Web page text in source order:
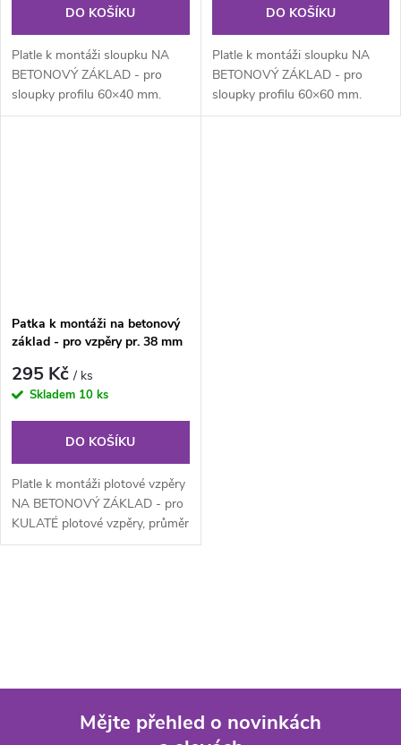
DO KOŠÍKU
Platle k montáži sloupku NA
BETONOVÝ ZÁKLAD - pro
sloupky profilu 60×40 mm.
Platle pozinkovaná (Zn) k
DO KOŠÍKU
Platle k montáži sloupku NA
BETONOVÝ ZÁKLAD - pro
sloupky profilu 60×60 mm.
Platle pozinkovaná (Zn) k
Patka k montáži na betonový
základ - pro vzpěry pr. 38 mm
295 Kč/ ks
Skladem 10 ks
DO KOŠÍKU
Platle k montáži plotové vzpěry
NA BETONOVÝ ZÁKLAD - pro
KULATÉ plotové vzpěry, průměr
38 mm. Platle pozinkovaná
Mějte přehled o novinkách